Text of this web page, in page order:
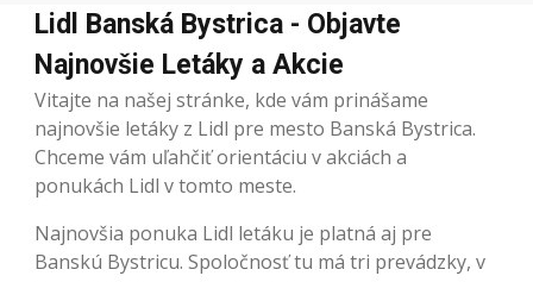
Lidl Banská Bystrica - Objavte
Najnovšie Letáky a Akcie
Vitajte na našej stránke, kde vám prinášame
najnovšie letáky z Lidl pre mesto Banská Bystrica.
Chceme vám uľahčiť orientáciu v akciách a
ponukách Lidl v tomto meste.
Najnovšia ponuka Lidl letáku je platná aj pre
Banskú Bystricu. Spoločnosť tu má tri prevádzky, v